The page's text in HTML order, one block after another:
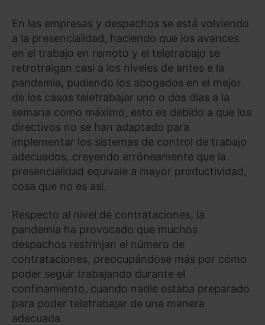
En las empresas y despachos se está volviendo
a la presencialidad, haciendo que los avances
en el trabajo en remoto y el teletrabajo se
retrotraigan casi a los niveles de antes e la
pandemia, pudiendo los abogados en el mejor
de los casos teletrabajar uno o dos días a la
semana como máximo, esto es debido a que los
directivos no se han adaptado para
implementar los sistemas de control de trabajo
adecuados, creyendo erróneamente que la
presencialidad equivale a mayor productividad,
cosa que no es así.
Respecto al nivel de contrataciones, la
pandemia ha provocado que muchos
despachos restrinjan el número de
contrataciones, preocupándose más por cómo
poder seguir trabajando durante el
confinamiento, cuando nadie estaba preparado
para poder teletrabajar de una manera
adecuada.